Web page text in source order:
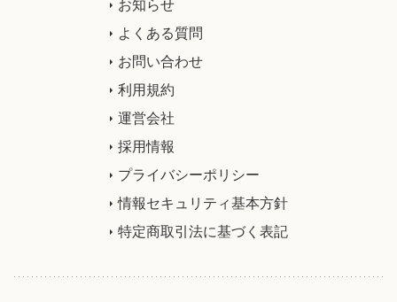
お知らせ
よくある質問
お問い合わせ
利用規約
運営会社
採用情報
プライバシーポリシー
情報セキュリティ基本方針
特定商取引法に基づく表記